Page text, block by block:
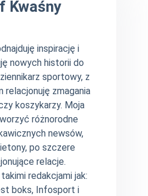
Kwaśny
inspirację i
nowych historii do
sportowy, z
relacjonuję zmagania
koszykarzy. Moja
różnorodne
newsów,
po szczere
relacje.
redakcjami jak:
boks, Infosport i